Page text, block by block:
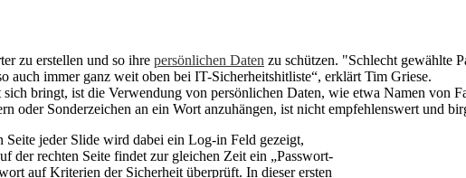
zu erstellen und so ihre persönlichen Daten zu schützen. "Schlecht gewählte
auch immer ganz weit oben bei IT-Sicherheitshitliste“, erklärt Tim Griese.
bringt, ist die Verwendung von persönlichen Daten, wie etwa Namen von
oder Sonderzeichen an ein Wort anzuhängen, ist nicht empfehlenswert und